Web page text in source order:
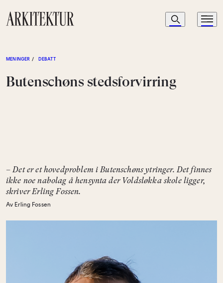
Navigasjon
Søk Meny
MENINGER / DEBATT
Butenschøns stedsforvirring
– Det er et hovedproblem i Butenschøns ytringer. Det finnes
ikke noe nabolag å hensynta der Voldsløkka skole ligger,
skriver Erling Fossen.
Av Erling Fossen